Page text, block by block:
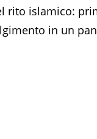
rito islamico:
in un